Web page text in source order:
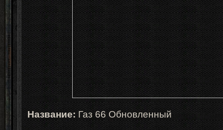
Название: Газ 66 Обновленный